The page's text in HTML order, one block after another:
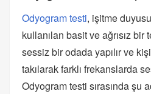
Odyogram testi, işitme
kullanılan basit ve ağrısız
sessiz bir odada yapılır ve
takılarak farklı frekanslarda
Odyogram testi sırasında şu